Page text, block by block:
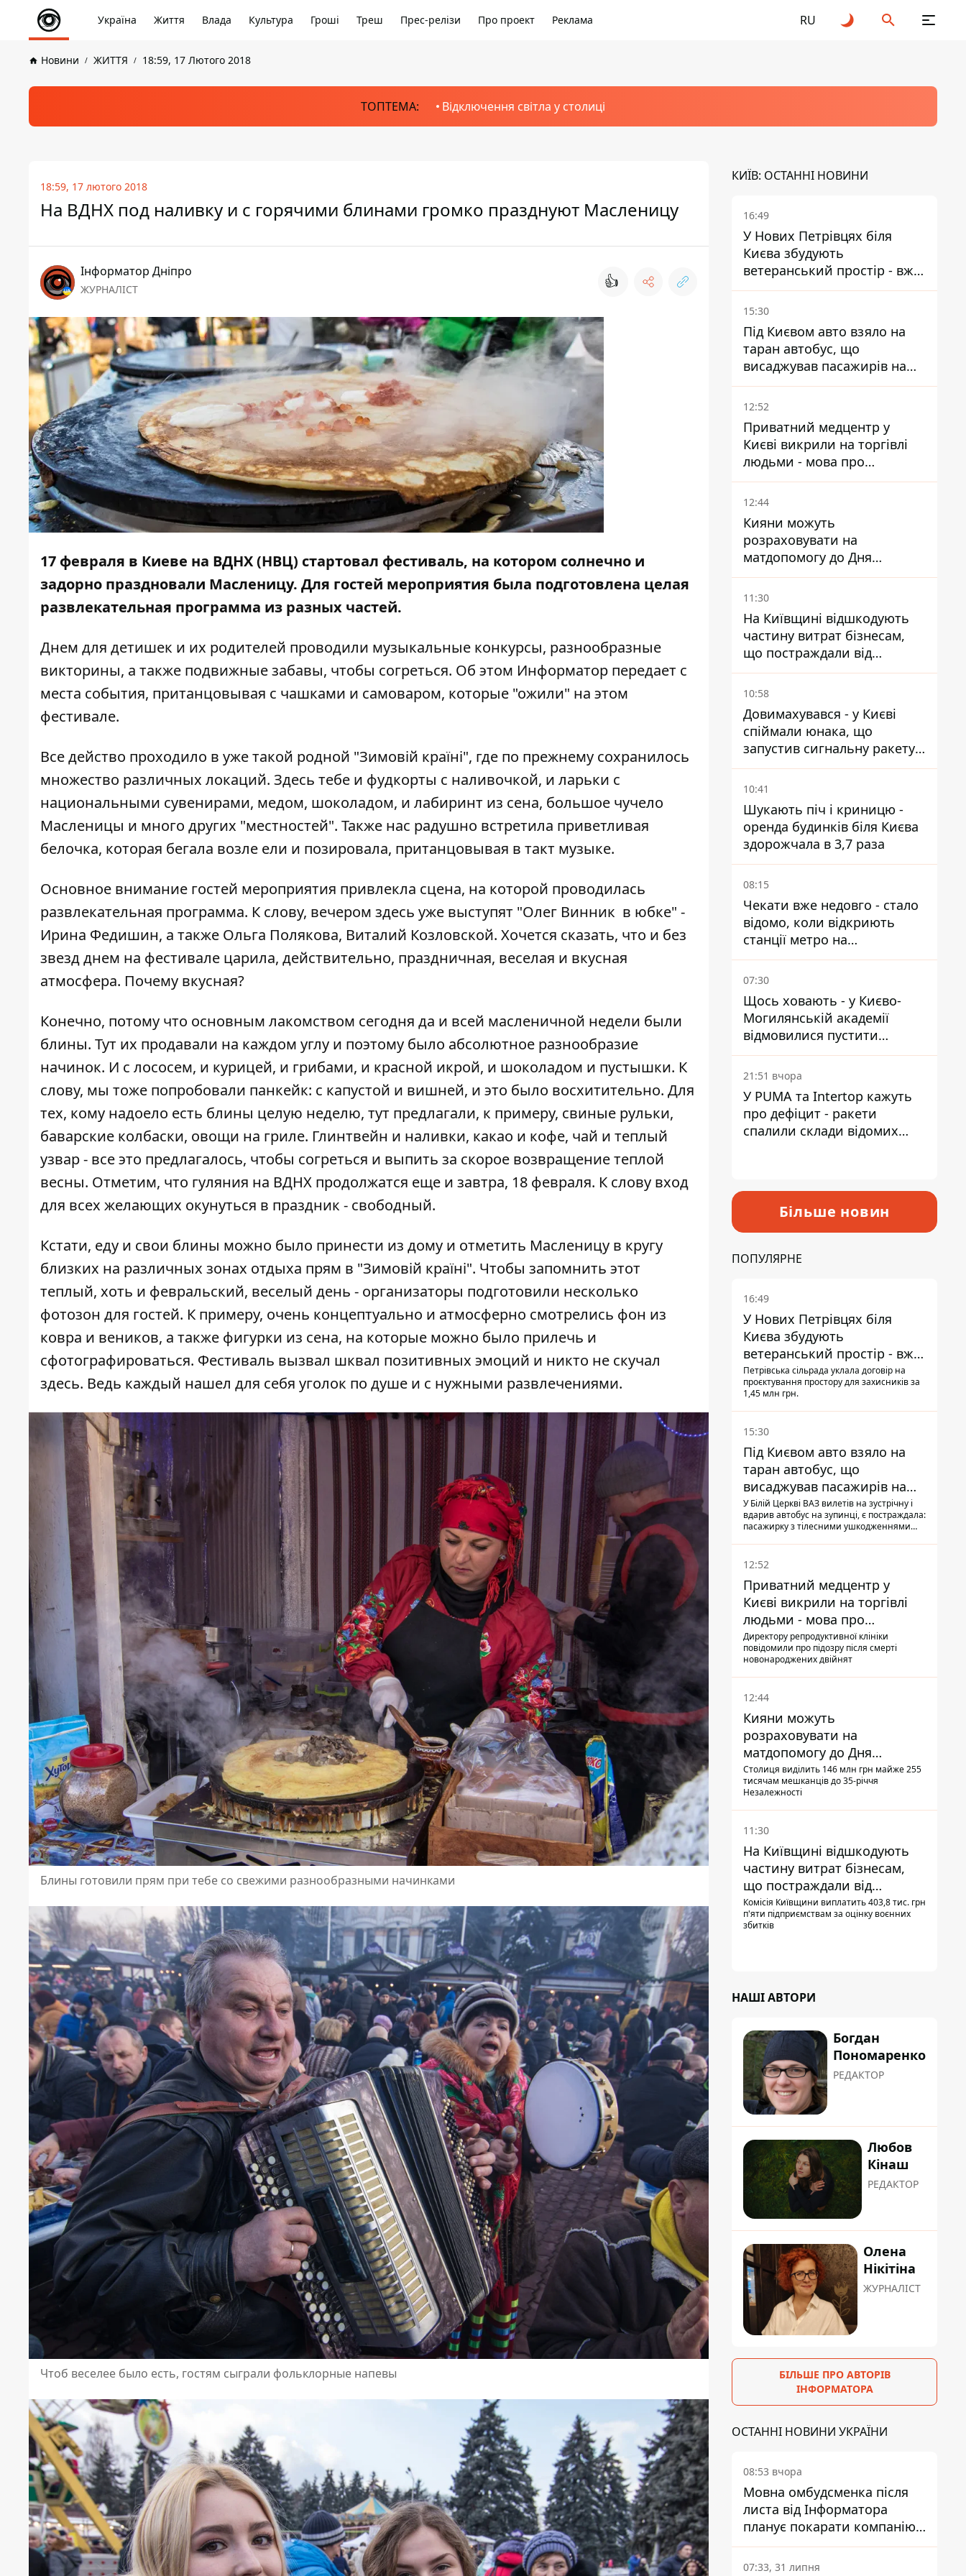
Україна Життя Влада Культура Гроші Треш Прес-релізи Про проект Реклама RU
Новини ЖИТТЯ 18:59, 17 Лютого 2018
ТОПТЕМА: Відключення світла у столиці
18:59, 17 лютого 2018
На ВДНХ под наливку и с горячими блинами громко празднуют Масленицу
Інформатор Дніпро
ЖУРНАЛІСТ 👍
17 февраля в Киеве на ВДНХ (НВЦ) стартовал фестиваль, на котором солнечно и
задорно праздновали Масленицу. Для гостей мероприятия была подготовлена целая
развлекательная программа из разных частей.
Днем для детишек и их родителей проводили музыкальные конкурсы, разнообразные
викторины, а также подвижные забавы, чтобы согреться. Об этом Информатор передает с
места события, пританцовывая с чашками и самоваром, которые "ожили" на этом
фестивале.
Все действо проходило в уже такой родной "Зимовій країні", где по прежнему сохранилось
множество различных локаций. Здесь тебе и фудкорты с наливочкой, и ларьки с
национальными сувенирами, медом, шоколадом, и лабиринт из сена, большое чучело
Масленицы и много других "местностей". Также нас радушно встретила приветливая
белочка, которая бегала возле ели и позировала, пританцовывая в такт музыке.
Основное внимание гостей мероприятия привлекла сцена, на которой проводилась
развлекательная программа. К слову, вечером здесь уже выступят "Олег Винник в юбке" -
Ирина Федишин, а также Ольга Полякова, Виталий Козловской. Хочется сказать, что и без
звезд днем на фестивале царила, действительно, праздничная, веселая и вкусная
атмосфера. Почему вкусная?
Конечно, потому что основным лакомством сегодня да и всей масленичной недели были
блины. Тут их продавали на каждом углу и поэтому было абсолютное разнообразие
начинок. И с лососем, и курицей, и грибами, и красной икрой, и шоколадом и пустышки. К
слову, мы тоже попробовали панкейк: с капустой и вишней, и это было восхитительно. Для
тех, кому надоело есть блины целую неделю, тут предлагали, к примеру, свиные рульки,
баварские колбаски, овощи на гриле. Глинтвейн и наливки, какао и кофе, чай и теплый
узвар - все это предлагалось, чтобы согреться и выпить за скорое возвращение теплой
весны. Отметим, что гуляния на ВДНХ продолжатся еще и завтра, 18 февраля. К слову вход
для всех желающих окунуться в праздник - свободный.
Кстати, еду и свои блины можно было принести из дому и отметить Масленицу в кругу
близких на различных зонах отдыха прям в "Зимовій країні". Чтобы запомнить этот
теплый, хоть и февральский, веселый день - организаторы подготовили несколько
фотозон для гостей. К примеру, очень концептуально и атмосферно смотрелись фон из
ковра и веников, а также фигурки из сена, на которые можно было прилечь и
сфотографироваться. Фестиваль вызвал шквал позитивных эмоций и никто не скучал
здесь. Ведь каждый нашел для себя уголок по душе и с нужными развлечениями.
Блины готовили прям при тебе со свежими разнообразными начинками
Чтоб веселее было есть, гостям сыграли фольклорные напевы
КИЇВ: ОСТАННІ НОВИНИ
16:49
У Нових Петрівцях біля
Києва збудують
ветеранський простір - вже
знайшли проєктанта
15:30
Під Києвом авто взяло на
таран автобус, що
висаджував пасажирів на
зупинці - пасажирка в
лікарні
12:52
Приватний медцентр у
Києві викрили на торгівлі
людьми - мова про
сурогатне материнство
12:44
Кияни можуть
розраховувати на
матдопомогу до Дня
незалежності - кому її
дадуть
11:30
На Київщині відшкодують
частину витрат бізнесам,
що постраждали від
прильотів ракет
10:58
Довимахувався - у Києві
спіймали юнака, що
запустив сигнальну ракету,
аби потішити дівчат
10:41
Шукають піч і криницю -
оренда будинків біля Києва
здорожчала в 3,7 раза
08:15
Чекати вже недовго - стало
відомо, коли відкриють
станції метро на
Виноградарі
07:30
Щось ховають - у Києво-
Могилянській академії
відмовилися пустити
комісію з охорони пам'яток
на територію
21:51 вчора
У PUMA та Intertop кажуть
про дефіцит - ракети
спалили склади відомих
Більше новин
ПОПУЛЯРНЕ
16:49
У Нових Петрівцях біля
Києва збудують
ветеранський простір - вже
знайшли проєктанта
Петрівська сільрада уклала договір на
проєктування простору для захисників за
1,45 млн грн.
15:30
Під Києвом авто взяло на
таран автобус, що
висаджував пасажирів на
зупинці - пасажирка в
лікарні
У Білій Церкві ВАЗ вилетів на зустрічну і
вдарив автобус на зупинці, є постраждала:
пасажирку з тілесними ушкодженнями
12:52
Приватний медцентр у
Києві викрили на торгівлі
людьми - мова про
сурогатне материнство
Директору репродуктивної клініки
повідомили про підозру після смерті
новонароджених двійнят
12:44
Кияни можуть
розраховувати на
матдопомогу до Дня
незалежності - кому її
дадуть
Столиця виділить 146 млн грн майже 255
тисячам мешканців до 35-річчя
Незалежності
11:30
На Київщині відшкодують
частину витрат бізнесам,
що постраждали від
прильотів ракет
Комісія Київщини виплатить 403,8 тис. грн
п'яти підприємствам за оцінку воєнних
збитків
НАШІ АВТОРИ
Богдан
Пономаренко
РЕДАКТОР
Любов
Кінаш
РЕДАКТОР
Олена
Нікітіна
ЖУРНАЛІСТ
БІЛЬШЕ ПРО АВТОРІВ
ІНФОРМАТОРА
ОСТАННІ НОВИНИ УКРАЇНИ
08:53 вчора
Мовна омбудсменка після
листа від Інформатора
планує покарати компанію-
підрядника ПриватБанку
07:33, 31 липня